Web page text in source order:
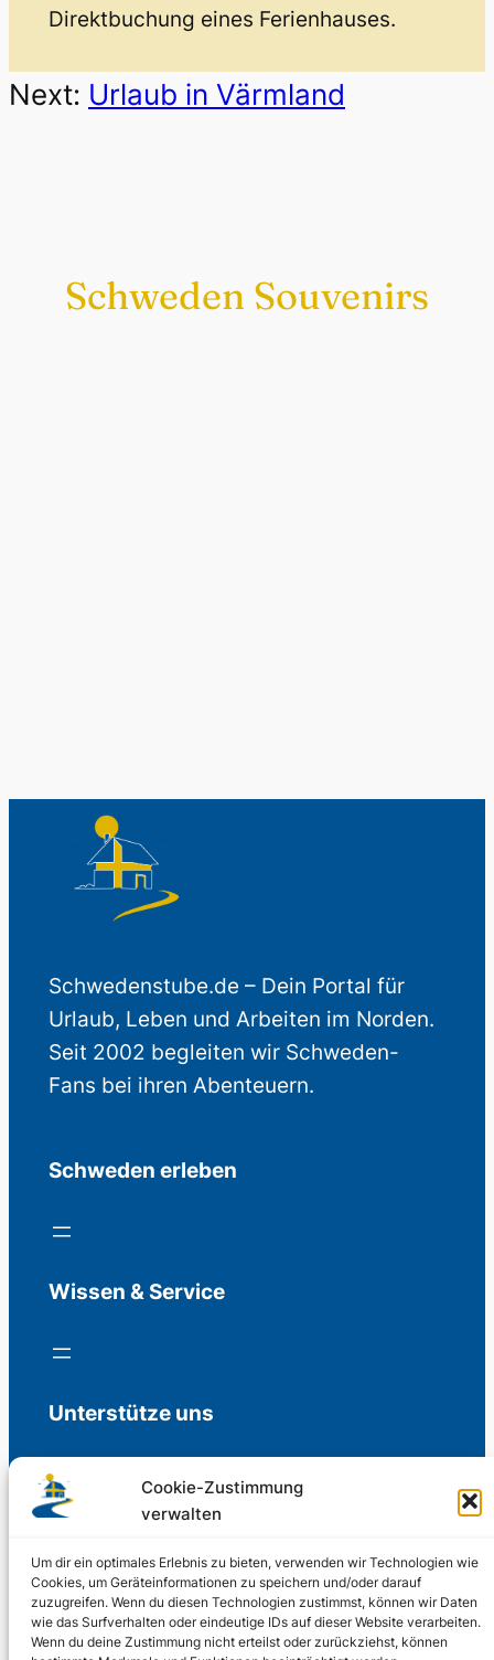
Cookie-Zustimmung
verwalten
Um dir ein optimales Erlebnis zu bieten, verwenden wir Technologien wie
Cookies, um Geräteinformationen zu speichern und/oder darauf
zuzugreifen. Wenn du diesen Technologien zustimmst, können wir Daten
wie das Surfverhalten oder eindeutige IDs auf dieser Website verarbeiten.
Wenn du deine Zustimmung nicht erteilst oder zurückziehst, können
Direktbuchung eines Ferienhauses.
Next: Urlaub in Värmland
Schweden Souvenirs
Schwedenstube.de – Dein Portal für
Urlaub, Leben und Arbeiten im Norden.
Seit 2002 begleiten wir Schweden-
Fans bei ihren Abenteuern.
Schweden erleben
Wissen & Service
Unterstütze uns
Freiwillige Spenden für die Aufrechterhaltung
Support us